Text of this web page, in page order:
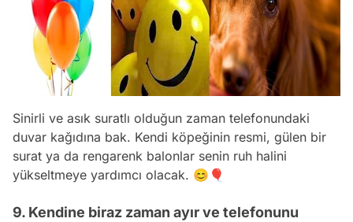
Sinirli ve asık suratlı olduğun zaman telefonundaki
duvar kağıdına bak. Kendi köpeğinin resmi, gülen bir
surat ya da rengarenk balonlar senin ruh halini
yükseltmeye yardımcı olacak. 😊🎈
9. Kendine biraz zaman ayır ve telefonunu